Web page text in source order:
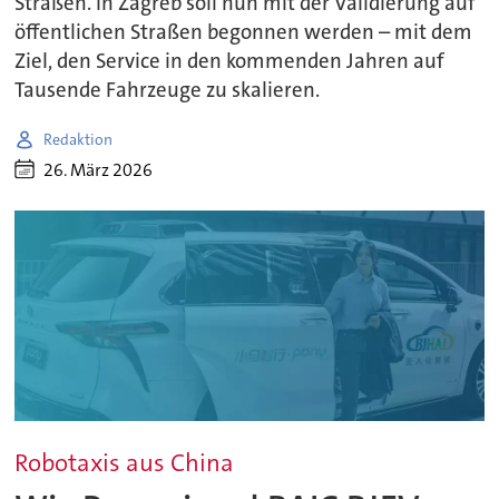
öffentlichen Straßen begonnen werden – mit dem
Ziel, den Service in den kommenden Jahren auf
Tausende Fahrzeuge zu skalieren.
Redaktion
26. März 2026
Robotaxis aus China